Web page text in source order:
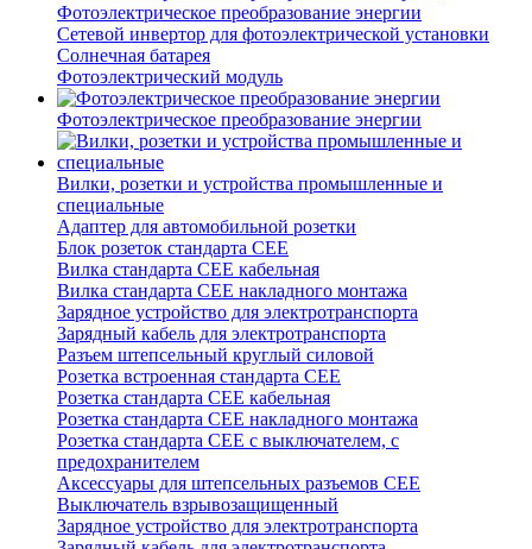
Фотоэлектрическое преобразование энергии
Сетевой инвертор для фотоэлектрической установки
Солнечная батарея
Фотоэлектрический модуль
Фотоэлектрическое преобразование энергии
Вилки, розетки и устройства промышленные и
специальные
Адаптер для автомобильной розетки
Блок розеток стандарта CEE
Вилка стандарта CEE кабельная
Вилка стандарта CEE накладного монтажа
Зарядное устройство для электротранспорта
Зарядный кабель для электротранспорта
Разъем штепсельный круглый силовой
Розетка встроенная стандарта CEE
Розетка стандарта СЕЕ кабельная
Розетка стандарта СЕЕ накладного монтажа
Розетка стандарта СЕЕ с выключателем, с
предохранителем
Аксессуары для штепсельных разъемов CEE
Выключатель взрывозащищенный
Зарядное устройство для электротранспорта